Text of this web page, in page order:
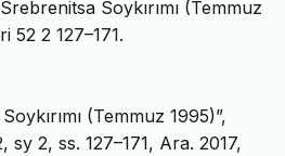
Soykırımı (Temmuz
52 2 127–171.
(Temmuz 1995)”,
sy 2, ss. 127–171, Ara. 2017,